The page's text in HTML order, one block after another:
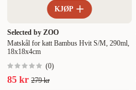
KJØP
Selected by ZOO
Matskål for katt Bambus Hvit S/M, 290ml,
18x18x4cm
(0)
85 kr 279 kr